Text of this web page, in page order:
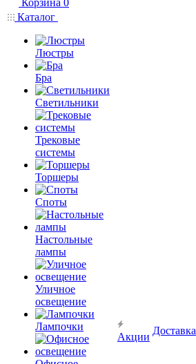
Корзина 0
Каталог
Люстры
Бра
Светильники
Трековые
системы
Торшеры
Споты
Настольные
лампы
Уличное
освещение
Лампочки
Акции
Доставка